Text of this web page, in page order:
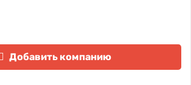
Добавить компанию